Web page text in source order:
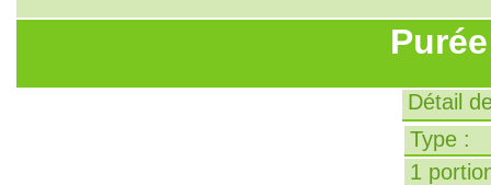
Détail
Type :
1